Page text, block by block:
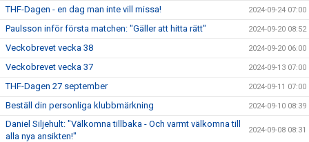
THF-Dagen - en dag man inte vill missa! 2024-09-24 07:00
Paulsson inför första matchen: "Gäller att hitta rätt" 2024-09-20 08:52
Veckobrevet vecka 38 2024-09-20 06:00
Veckobrevet vecka 37 2024-09-13 07:00
THF-Dagen 27 september 2024-09-11 07:00
Beställ din personliga klubbmärkning 2024-09-10 08:39
Daniel Siljehult: "Välkomna tillbaka - Och varmt välkomna till
alla nya ansikten!"
2024-09-08 08:31